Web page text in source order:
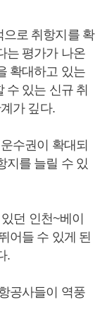
로 취항지를 확
는 평가가 나온
확대하고 있는
수 있는 신규 취
가 깊다.
수권이 확대되
지를 늘릴 수 있
던 인천~베이
어들 수 있게 된
.
공사들이 역풍